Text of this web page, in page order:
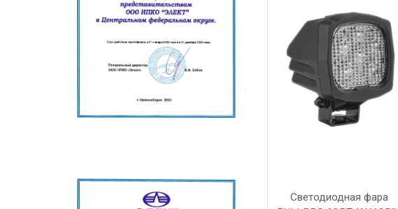
Светодиодная фара